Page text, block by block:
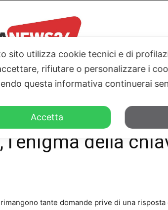
ITALIA – ESTERI PARLAMENTO
l'enigma della chiavetta Usb
l’enigma della
tante domande prive di una risposta
sito utilizza cookie tecnici e di
rifiutare o personalizzare i
questa informativa continuerai
Accetta